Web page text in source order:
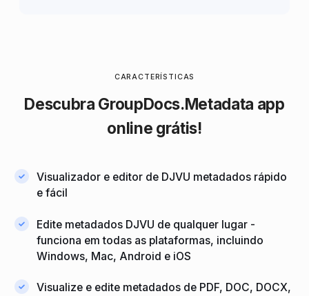
CARACTERÍSTICAS
Descubra GroupDocs.Metadata app
online grátis!
Visualizador e editor de DJVU metadados rápido
e fácil
Edite metadados DJVU de qualquer lugar -
funciona em todas as plataformas, incluindo
Windows, Mac, Android e iOS
Visualize e edite metadados de PDF, DOC, DOCX,